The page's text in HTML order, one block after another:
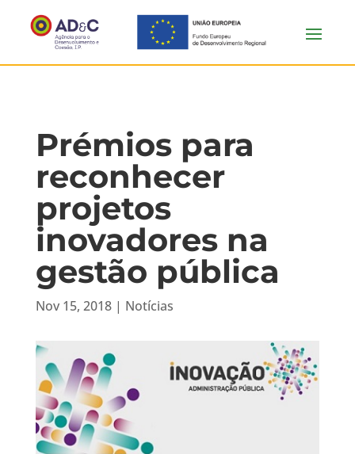
Prémios para
reconhecer
projetos
inovadores na
gestão pública
Nov 15, 2018| Notícias